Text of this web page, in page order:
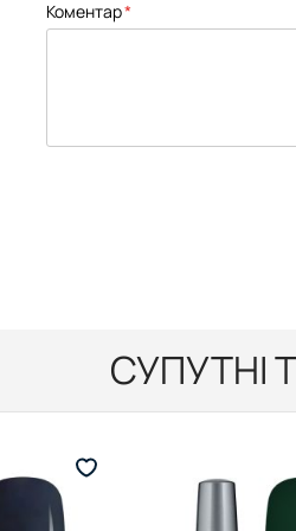
Коментар
СУПУТНІ